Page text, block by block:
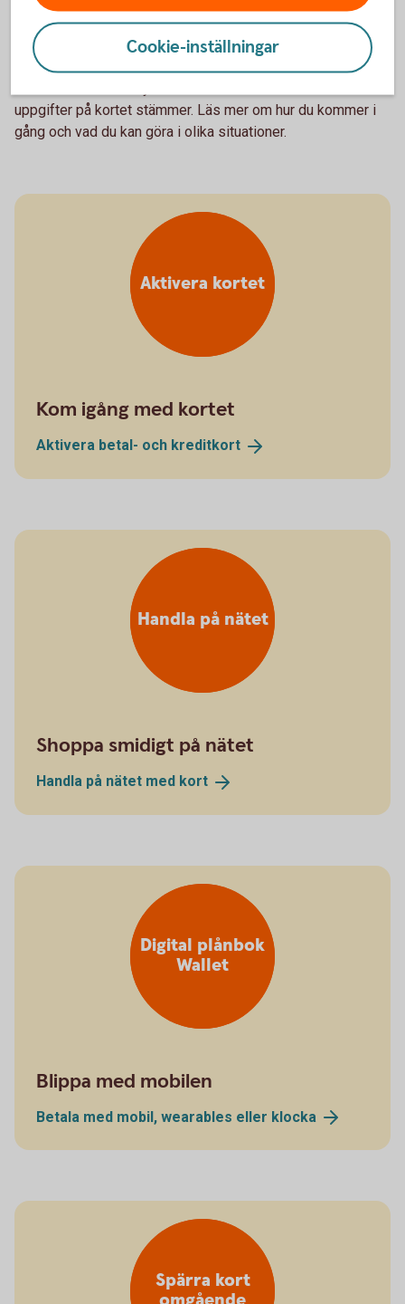
Vad vill du göra?
uppgifter på kortet stämmer. Läs mer om hur du kommer i
gång och vad du kan göra i olika situationer.
Aktivera kortet
Kom igång med kortet
Aktivera betal- och kreditkort
Handla på nätet
Shoppa smidigt på nätet
Handla på nätet med kort
Digital plånbok
Wallet
Blippa med mobilen
Betala med mobil, wearables eller klocka
Spärra kort
Cookie-inställningar